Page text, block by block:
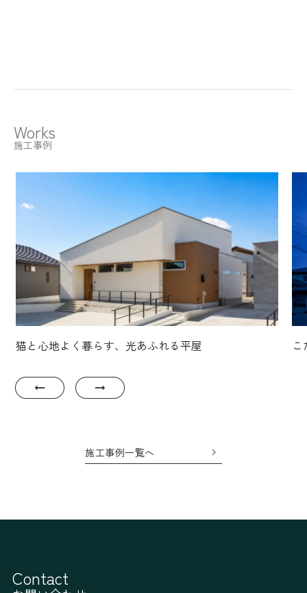
Works
施工事例
こだわりが詰まったナチュラルスタイルな家
施工事例一覧へ
Contact